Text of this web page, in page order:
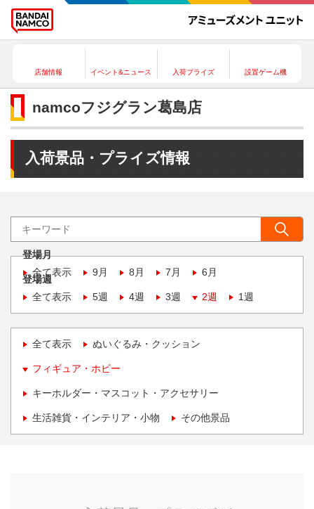
店舗情報 イベント&ニュース 入荷プライズ 設置ゲーム機
namcoフジグラン葛島店
入荷景品・プライズ情報
登場月
全て表示
9月 8月 7月 6月
登場週
全て表示
5週 4週 3週 2週 1週
全て表示 ぬいぐるみ・クッション
フィギュア・ホビー
キーホルダー・マスコット・アクセサリー
生活雑貨・インテリア・小物 その他景品